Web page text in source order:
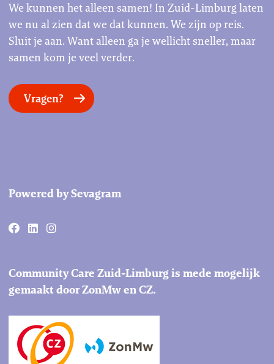
We kunnen het alleen samen! In Zuid-Limburg laten
we nu al zien dat we dat kunnen. We zijn op reis.
Sluit je aan. Want alleen ga je wellicht sneller, maar
samen kom je veel verder.
Vragen?
Powered by Sevagram
Community Care Zuid-Limburg is mede mogelijk
gemaakt door ZonMw en CZ.